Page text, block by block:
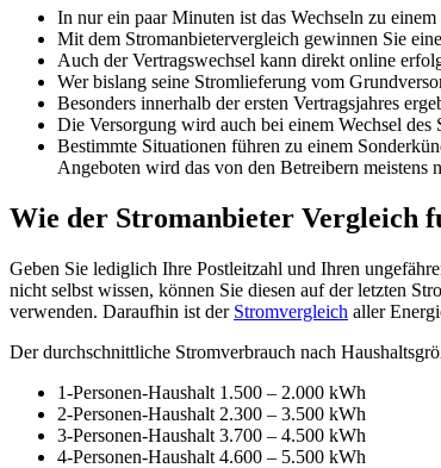
In nur ein paar Minuten ist das Wechseln zu
Mit dem Stromanbietervergleich gewinnen Sie
Auch der Vertragswechsel kann direkt online
Wer bislang seine Stromlieferung vom
Besonders innerhalb der ersten Vertragsjahres
Die Versorgung wird auch bei einem Wechsel
Bestimmte Situationen führen zu einem
Angeboten wird das von den Betreibern meistens
Wie der Stromanbieter Vergleich
Geben Sie lediglich Ihre Postleitzahl und Ihren
nicht selbst wissen, können Sie diesen auf der letzten
verwenden. Daraufhin ist der Stromvergleich aller
Der durchschnittliche Stromverbrauch nach
1-Personen-Haushalt 1.500 – 2.000 kWh
2-Personen-Haushalt 2.300 – 3.500 kWh
3-Personen-Haushalt 3.700 – 4.500 kWh
4-Personen-Haushalt 4.600 – 5.500 kWh